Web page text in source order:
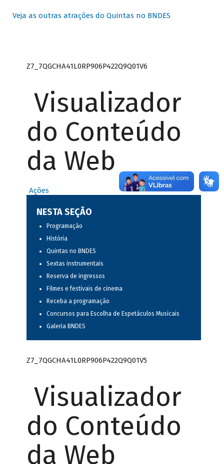
Veja as outras atrações do Quintas no BNDES
Z7_7QGCHA41L0RP906P422Q9Q01V6
Visualizador
do Conteúdo
da Web
Ações
NESTA SEÇÃO
Programação
História
Quintas no BNDES
Sextas instrumentais
Reserva de ingressos
Filmes e festivais de cinema
Receba a programação
Concursos para Escolha de Espetáculos Musicais
Galeria BNDES
Z7_7QGCHA41L0RP906P422Q9Q01V5
Visualizador
do Conteúdo
da Web